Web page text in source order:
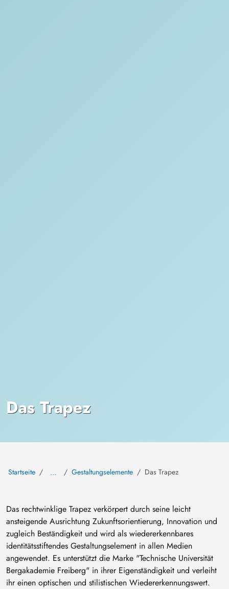
Das Trapez
Startseite … Gestaltungselemente Das Trapez
Das rechtwinklige Trapez verkörpert durch seine leicht
ansteigende Ausrichtung Zukunftsorientierung, Innovation und
zugleich Beständigkeit und wird als wiedererkennbares
identitätsstiftendes Gestaltungselement in allen Medien
angewendet. Es unterstützt die Marke "Technische Universität
Bergakademie Freiberg" in ihrer Eigenständigkeit und verleiht
ihr einen optischen und stilistischen Wiedererkennungswert.